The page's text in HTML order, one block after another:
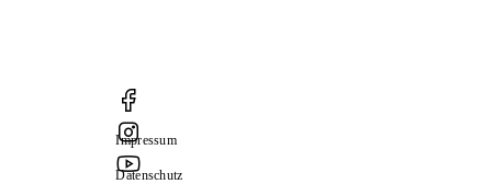
Impressum
Datenschutz